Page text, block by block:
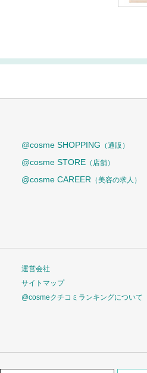
@cosme SHOPPING （通販）
@cosme STORE （店舗）
@cosme CAREER （美容の求人）
運営会社
サイトマップ
@cosmeクチコミランキングについて